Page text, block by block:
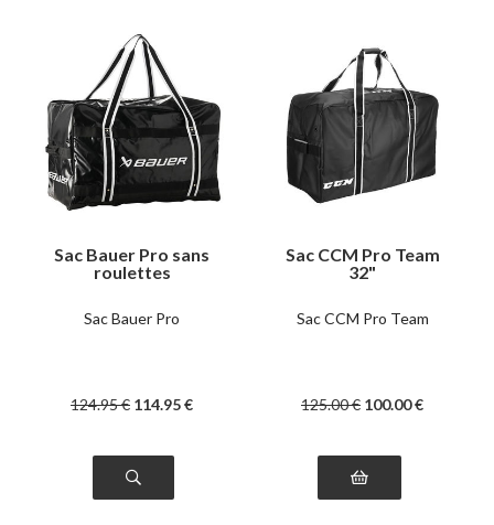
Sac Bauer Pro sans
roulettes
Sac Bauer Pro
124.95€ 114.95€
Sac CCM Pro Team
32"
Sac CCM Pro Team
125.00€ 100.00€